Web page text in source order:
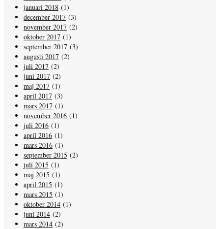
januari 2018 (1)
december 2017 (3)
november 2017 (2)
oktober 2017 (1)
september 2017 (3)
augusti 2017 (2)
juli 2017 (2)
juni 2017 (2)
maj 2017 (1)
april 2017 (3)
mars 2017 (1)
november 2016 (1)
juli 2016 (1)
april 2016 (1)
mars 2016 (1)
september 2015 (2)
juli 2015 (1)
maj 2015 (1)
april 2015 (1)
mars 2015 (1)
oktober 2014 (1)
juni 2014 (2)
mars 2014 (2)